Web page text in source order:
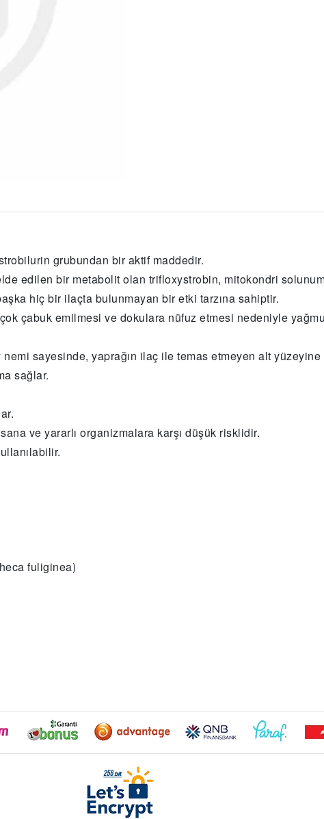
grubundan bir aktif maddedir.
edilen bir metabolit olan trifloxystrobin, mitokondri
hiç bir ilaçta bulunmayan bir etki tarzına sahiptir.
çabuk emilmesi ve dokulara nüfuz etmesi nedeniyle
sayesinde, yaprağın ilaç ile temas etmeyen alt yüzeyine
sağlar.
ve yararlı organizmalara karşı düşük risklidir.
fuliginea)